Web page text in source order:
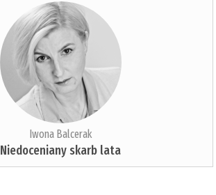
Iwona Balcerak
Niedoceniany skarb lata